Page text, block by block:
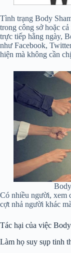
Tình trạng Body
trong công sở hoặc
trực tiếp hằng ngày,
như Facebook,
hiện mà không cần
Có nhiều người, xem
cợt nhả người khác
Tác hại của việc
Làm họ suy sụp tinh